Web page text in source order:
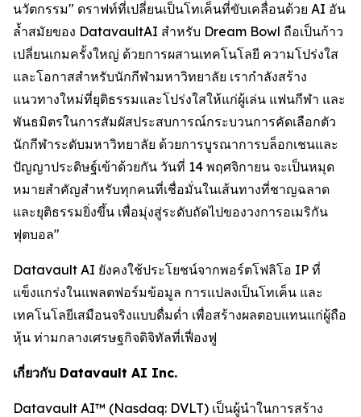
นวัตกรรม" ดราฟท์ที่เปลี่ยนเป็นโทเค็นที่ขับเคลื่อนด้วย AI อัน
ล้ำสมัยของ DatavaultAI สำหรับ Dream Bowl ถือเป็นก้าว
เปลี่ยนเกมครั้งใหญ่ ด้วยการผสานเทคโนโลยี ความโปร่งใส
และโอกาสสำหรับนักกีฬามหาวิทยาลัย เรากำลังสร้าง
แนวทางใหม่ที่ยุติธรรมและโปร่งใสให้แก่ผู้เล่น แฟนกีฬา และ
พันธมิตรในการสัมผัสประสบการณ์กระบวนการคัดเลือกตัว
นักกีฬาระดับมหาวิทยาลัย ด้วยการบูรณาการบล็อกเชนและ
ปัญญาประดิษฐ์เข้าด้วยกัน วันที่ 14 พฤศจิกายน จะเป็นหมุด
หมายสำคัญสำหรับทุกคนที่เชื่อมั่นในเส้นทางที่ชาญฉลาด
และยุติธรรมยิ่งขึ้น เพื่อมุ่งสู่ระดับถัดไปของวงการอเมริกัน
ฟุตบอล"
Datavault AI ยังคงใช้ประโยชน์จากพอร์ตโฟลิโอ IP ที่
แข็งแกร่งในแพลตฟอร์มข้อมูล การแปลงเป็นโทเค็น และ
เทคโนโลยีเสมือนจริงแบบดื่มด่ำ เพื่อสร้างผลตอบแทนแก่ผู้ถือ
หุ้น ท่ามกลางเศรษฐกิจดิจิทัลที่เฟื่องฟู
เกี่ยวกับ Datavault AI Inc.
Datavault AI™ (Nasdaq: DVLT) เป็นผู้นำในการสร้าง